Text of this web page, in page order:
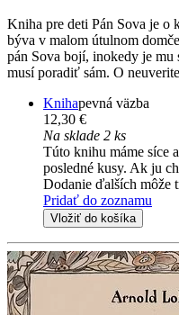
Kniha pre deti Pán Sova je
býva v malom útulnom
pán Sova bojí, inokedy je mu
musí poradiť sám. O
Knihapevná väzba
12,30 €
Na sklade 2 ks
Túto knihu máme síce
posledné kusy. Ak ju
Dodanie ďalších môže
Pridať do zoznamu
Vložiť do košíka